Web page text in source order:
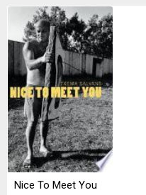
Nice To Meet You